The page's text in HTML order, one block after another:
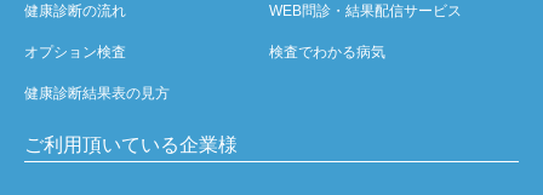
健康診断の流れ WEB問診・結果配信サービス
オプション検査 検査でわかる病気
健康診断結果表の見方
ご利用頂いている企業様